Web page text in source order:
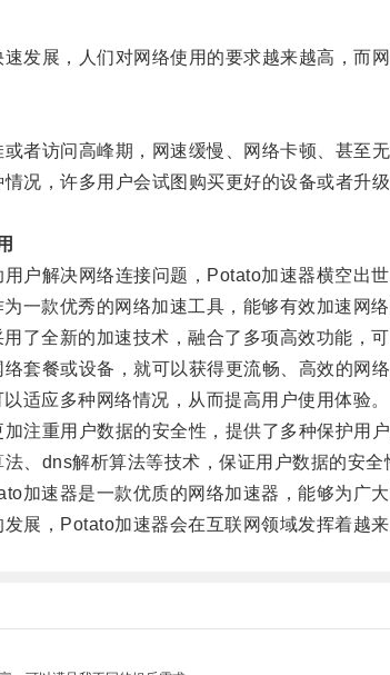
展，人们对网络使用的要求越来越高，而网
访问高峰期，网速缓慢、网络卡顿、甚至无
，许多用户会试图购买更好的设备或者升级
解决网络连接问题，Potato加速器横空出世
款优秀的网络加速工具，能够有效加速网络
全新的加速技术，融合了多项高效功能，可
餐或设备，就可以获得更流畅、高效的网络
应多种网络情况，从而提高用户使用体验。
重用户数据的安全性，提供了多种保护用户
dns解析算法等技术，保证用户数据的安全
速器是一款优质的网络加速器，能够为广大
，Potato加速器会在互联网领域发挥着越来